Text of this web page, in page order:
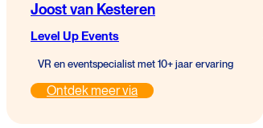
Joost van Kesteren
Level Up Events
VR en eventspecialist met 10+ jaar ervaring
Ontdek meer via